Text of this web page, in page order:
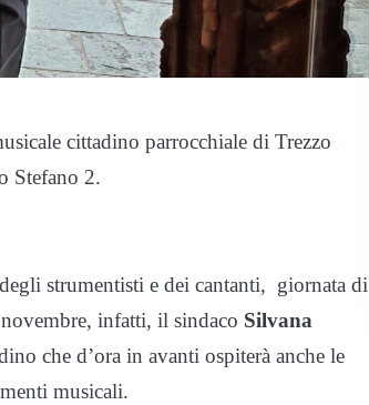
cittadino parrocchiale di Trezzo
Stefano 2.
strumentisti e dei cantanti, giornata di
infatti, il sindaco Silvana
che d’ora in avanti ospiterà anche le
musicali.